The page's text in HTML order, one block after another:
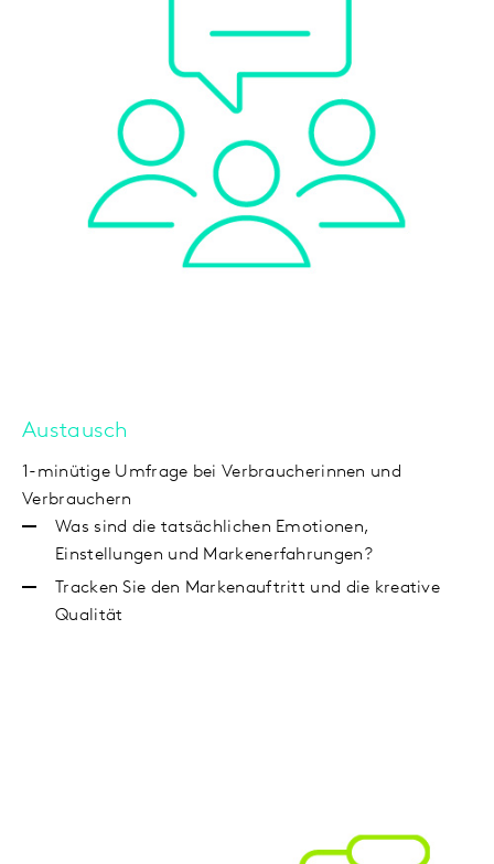
Austausch
1-minütige Umfrage bei Verbraucherinnen und
Verbrauchern
Was sind die tatsächlichen Emotionen,
Einstellungen und Markenerfahrungen?
Tracken Sie den Markenauftritt und die kreative
Qualität